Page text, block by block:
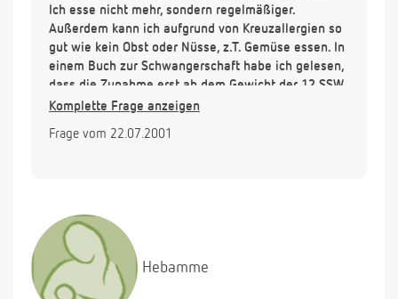
Ich esse nicht mehr, sondern regelmäßiger.
Außerdem kann ich aufgrund von Kreuzallergien so
gut wie kein Obst oder Nüsse, z.T. Gemüse essen. In
einem Buch zur Schwangerschaft habe ich gelesen,
dass die Zunahme erst ab dem Gewicht der 12.SSW
gerechnet wird. Stimmt das?
Seit ca. 2 Wochen habe ich auch sehr stark
täglichen Blutdruckmessen und war erschrocken:
der 1. Wert lag immer über 130, der 2. knapp unter
90. Puls war bis auf eine Ausnahme unter 100. Muss
ich mir Gedanken machen? Vorher waren die
Blutdruckwerte normal.
Komplette Frage anzeigen
Frage vom 22.07.2001
Hebamme